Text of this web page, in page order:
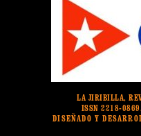
LA JIRIBILLA,
ISSN 2218-
DISEÑADO Y